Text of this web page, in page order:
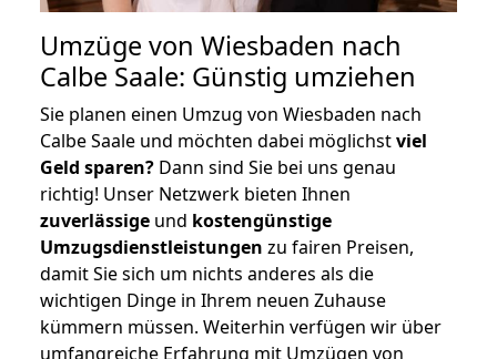
Umzüge von Wiesbaden nach
Calbe Saale: Günstig umziehen
Sie planen einen Umzug von Wiesbaden nach
Calbe Saale und möchten dabei möglichstviel
Geld sparen? Dann sind Sie bei uns genau
richtig! Unser Netzwerk bieten Ihnen
zuverlässige und kostengünstige
Umzugsdienstleistungen zu fairen Preisen,
damit Sie sich um nichts anderes als die
wichtigen Dinge in Ihrem neuen Zuhause
kümmern müssen. Weiterhin verfügen wir über
umfangreiche Erfahrung mit Umzügen von